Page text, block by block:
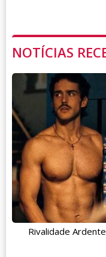
NOTÍCIAS
Rivalidade